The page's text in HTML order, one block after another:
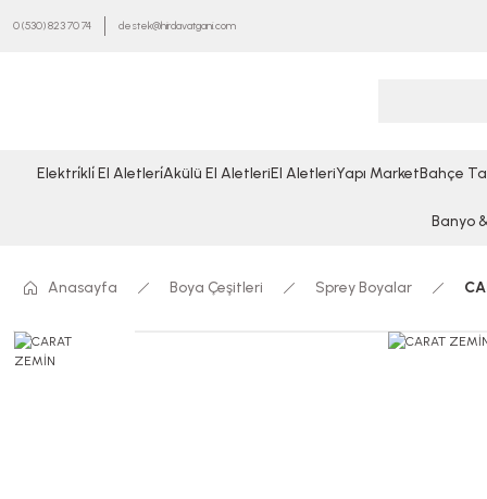
0 (530) 823 70 74 destek@hirdavatgani.com
Elektri̇kli̇ El Aletleri̇Akülü El AletleriEl AletleriYapı MarketBahçe
Banyo
Anasayfa Boya Çeşitleri Sprey Boyalar